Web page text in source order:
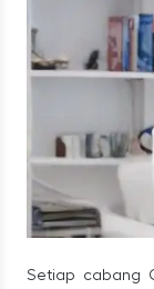
Setiap cabang